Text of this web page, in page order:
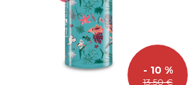
13,50 €
- 10 %